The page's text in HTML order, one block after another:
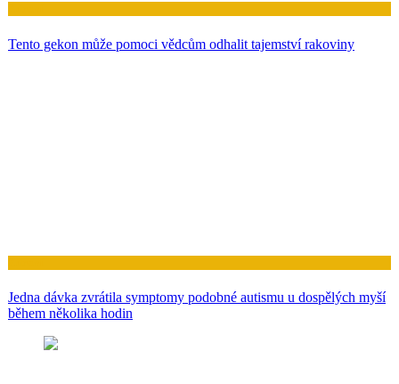
Tento gekon může pomoci vědcům odhalit tajemství rakoviny
Jedna dávka zvrátila symptomy podobné autismu u dospělých myší
během několika hodin